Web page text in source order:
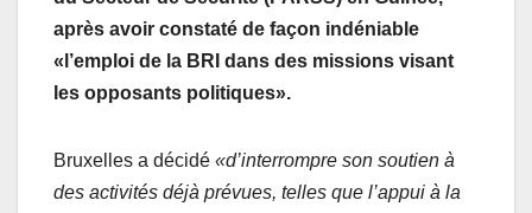
après avoir constaté de façon indéniable
«l’emploi de la BRI dans des missions visant
les opposants politiques».
Bruxelles a décidé «d’interrompre son soutien à
des activités déjà prévues, telles que l’appui à la